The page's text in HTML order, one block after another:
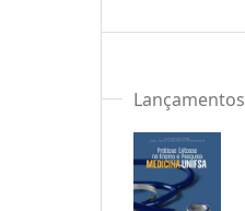
Lançamentos